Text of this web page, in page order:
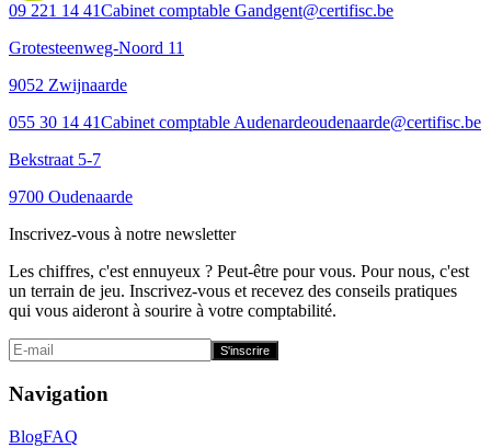
09 221 14 41Cabinet comptable Gandgent@certifisc.be
Grotesteenweg-Noord 11
9052 Zwijnaarde
055 30 14 41Cabinet comptable Audenardeoudenaarde@certifisc.be
Bekstraat 5-7
9700 Oudenaarde
Inscrivez-vous à notre newsletter
Les chiffres, c'est ennuyeux ? Peut-être pour vous. Pour nous, c'est
un terrain de jeu. Inscrivez-vous et recevez des conseils pratiques
qui vous aideront à sourire à votre comptabilité.
S'inscrire
Navigation
BlogFAQ